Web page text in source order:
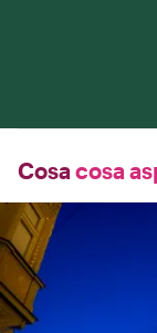
Cosa cosa